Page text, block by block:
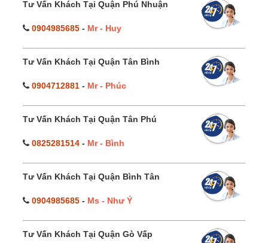
Tư Vấn Khách Tại Quận Phú Nhuận
0904985685 - Mr - Huy
Tư Vấn Khách Tại Quận Tân Bình
0904712881 - Mr - Phúc
Tư Vấn Khách Tại Quận Tân Phú
0825281514 - Mr - Bình
Tư Vấn Khách Tại Quận Bình Tân
0904985685 - Ms - Như Ý
Tư Vấn Khách Tại Quận Gò Vấp